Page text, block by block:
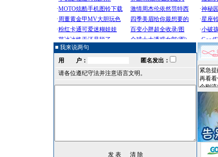
■ 我来说两句
用 户：
匿名发出：
请各位遵纪守法并注意语言文明。